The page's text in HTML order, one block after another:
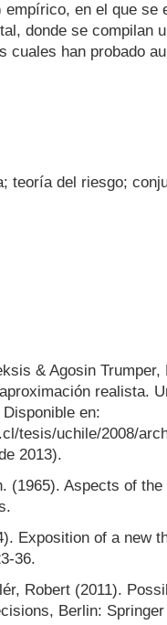
en el que se
donde se compilan
cuales han probado
teoría del riesgo;
& Agosin
realista.
en:
tesis/uchile/2008/
2013).
(1965). Aspects of
Exposition of a new
36.
Robert (2011).
Berlin: